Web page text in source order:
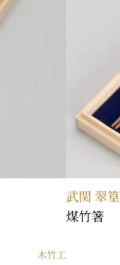
木竹工
武関 翠篁
煤竹箸